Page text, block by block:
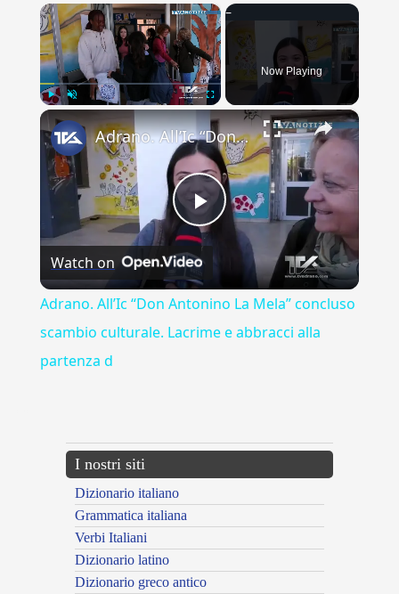
×
Now Playing
×
Play
Video
Adrano. All’Ic “Don Antonino La Mela” concluso scambio culturale. Lacrime e abbracci alla partenza d
Watch on
Adrano. All’Ic “Don Antonino La Mela” concluso
scambio culturale. Lacrime e abbracci alla
partenza d
I nostri siti
Dizionario italiano
Grammatica italiana
Verbi Italiani
Dizionario latino
Dizionario greco antico